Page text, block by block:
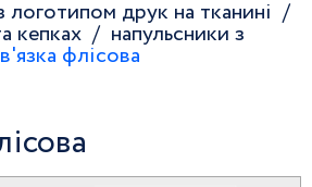
логотипом друк на тканині
кепках
напульсники з
флісова